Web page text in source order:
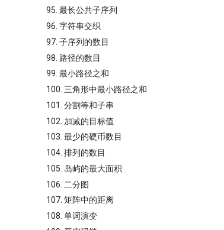
95. 最长公共子序列
96. 字符串交织
97. 子序列的数目
98. 路径的数目
99. 最小路径之和
100. 三角形中最小路径之和
101. 分割等和子串
102. 加减的目标值
103. 最少的硬币数目
104. 排列的数目
105. 岛屿的最大面积
106. 二分图
107. 矩阵中的距离
108. 单词演变